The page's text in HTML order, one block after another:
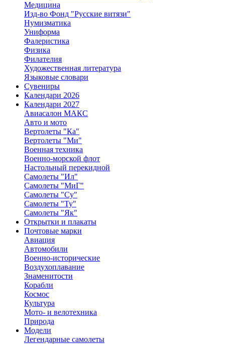
Медицина
Изд-во Фонд "Русские витязи"
Нумизматика
Униформа
Фалеристика
Физика
Филателия
Художественная литература
Языковые словари
Сувениры
Календари 2026
Календари 2027
Авиасалон МАКС
Авто и мото
Вертолеты "Ка"
Вертолеты "Ми"
Военная техника
Военно-морской флот
Настольный перекидной
Самолеты "Ил"
Самолеты "МиГ"
Самолеты "Су"
Самолеты "Ту"
Самолеты "Як"
Открытки и плакаты
Почтовые марки
Авиация
Автомобили
Военно-исторические
Воздухоплавание
Знаменитости
Корабли
Космос
Культура
Мото- и велотехника
Природа
Модели
Легендарные самолеты